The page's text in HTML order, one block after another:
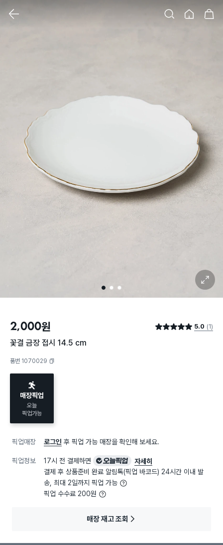
1 2 3
확대 보기
2,000원 별점 5.0점 5.0 (1)
꽃결 금장 접시 14.5 cm
품번 1070029
매장픽업
오늘
픽업가능
픽업매장 로그인 후 픽업 가능 매장을 확인해 보세요.
픽업정보 17시 전 결제하면 오늘픽업
자세히
결제 후 상품준비 완료 알림톡(픽업 바코드) 24시간 이내 발
송, 최대 2일까지 픽업 가능
픽업 수수료 200원
매장 재고 조회